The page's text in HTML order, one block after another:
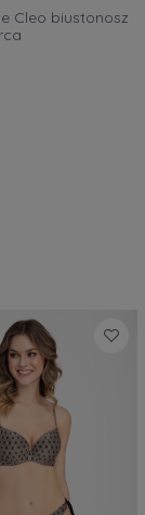
Cleo biustonosz